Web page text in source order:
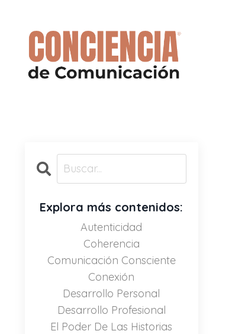
Explora más contenidos:
Autenticidad
Coherencia
Comunicación Consciente
Conexión
Desarrollo Personal
Desarrollo Profesional
El Poder De Las Historias